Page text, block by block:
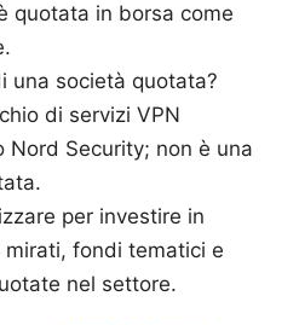
quotata in borsa come
una società quotata?
di servizi VPN
Nord Security; non è una
per investire in
mirati, fondi tematici e
nel settore.